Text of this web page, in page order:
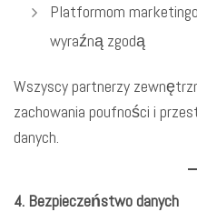
Platformom
wyraźną zgodą
Wszyscy partnerzy
zachowania poufności i
danych.
4. Bezpieczeństwo danych